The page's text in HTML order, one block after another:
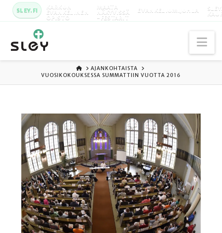
SLEY.FI KARKUN
EVANKELINEN
OPISTO
MAATA
NÄKYVISSÄ
-FESTARIT
EVANKELIUMIJUHLA
ETUSIVU
AJANKOHTAISTA
VUOSIKOKOUKSESSA SUMMATTIIN VUOTTA 2016